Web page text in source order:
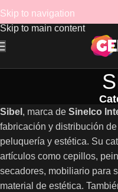
Skip to navigation
Skip to main content
Sibel , marca de Sinelco
fabricación y distribución
peluquería y estética. Su
artículos como cepillos,
secadores, mobiliario para
material de estética.